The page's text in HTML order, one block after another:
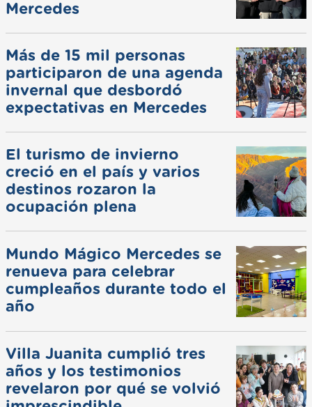
Mercedes
Más de 15 mil personas
participaron de una agenda
invernal que desbordó
expectativas en Mercedes
El turismo de invierno
creció en el país y varios
destinos rozaron la
ocupación plena
Mundo Mágico Mercedes se
renueva para celebrar
cumpleaños durante todo el
año
Villa Juanita cumplió tres
años y los testimonios
revelaron por qué se volvió